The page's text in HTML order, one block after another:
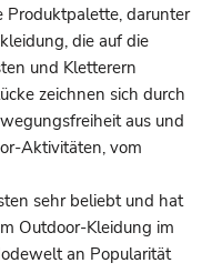
Produktpalette, darunter
die auf die
und Kletterern
zeichnen sich durch
aus und
Aktivitäten, vom
sehr beliebt und hat
Outdoor-Kleidung im
an Popularität